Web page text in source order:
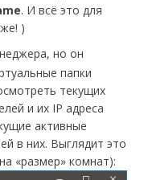
. И всё это для
)
но он
папки
текущих
и их IP адреса
активные
в них. Выглядит это
«размер» комнат):